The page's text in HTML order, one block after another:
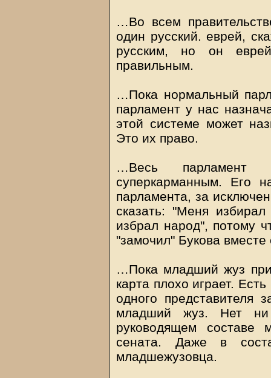
…Во всем
один русский. еврей,
русским, но он
правильным.
…Пока нормальный
парламент у нас
этой системе может
Это их право.
…Весь парламент
суперкарманным. Его
парламента, за
сказать: "Меня
избрал народ", потому
"замочил" Букова
…Пока младший жуз
карта плохо играет.
одного представителя
младший жуз. Нет ни
руководящем составе
сената. Даже в
младшежузовца.